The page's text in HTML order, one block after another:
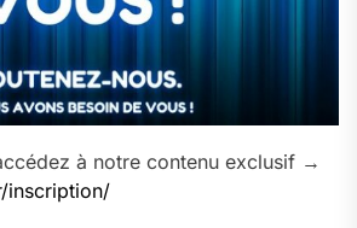
à notre contenu exclusif →
inscription/